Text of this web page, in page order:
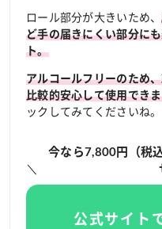
ロール部分が大きいため、
ど手の届きにくい部分に
ト。
アルコールフリーのため
比較的安心して使用でき
ックしてみてくださいね。
今なら7,800円（税
公式サイト